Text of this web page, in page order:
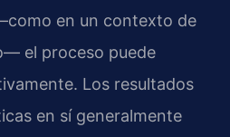
en un contexto de
el proceso puede
Los resultados
en sí generalmente